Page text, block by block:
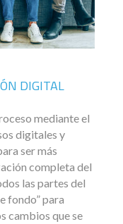
DIGITAL
mediante el
digitales y
ser más
completa del
las partes del
fondo” para
cambios que se